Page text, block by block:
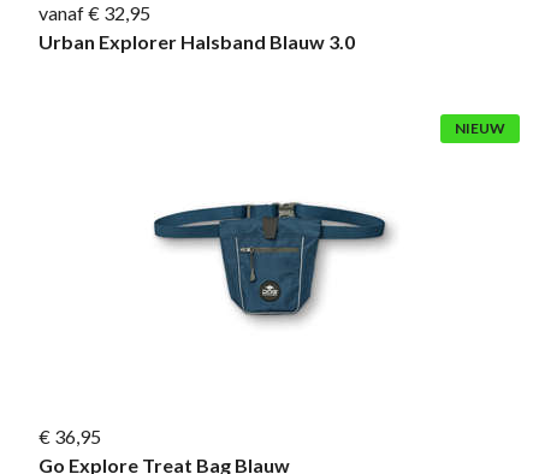
vanaf € 32,95
Urban Explorer Halsband Blauw 3.0
NIEUW
€ 36,95
Go Explore Treat Bag Blauw